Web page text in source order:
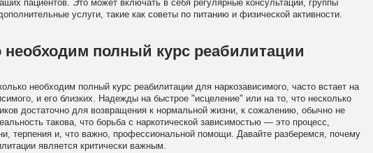
пациентов. Это может включать в себя регулярные консультации, группы
услуги, такие как советы по питанию и физической активности.
необходим полный курс реабилитации
необходим полный курс реабилитации для наркозависимого, часто встает на
и его близких. Надежды на быстрое "исцеление" или на то, что несколько
достаточно для возвращения к нормальной жизни, к сожалению, обычно не
такова, что борьба с наркотической зависимостью — это процесс,
терпения и, что важно, профессиональной помощи. Давайте разберемся, почему
является критически важным.